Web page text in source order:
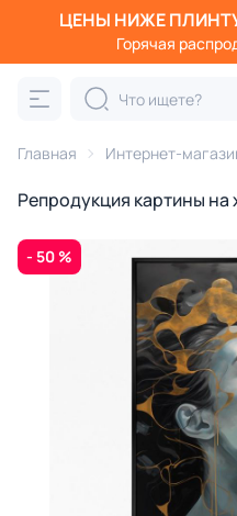
ЦЕНЫ НИЖЕ
Горячая
Главная Интернет-
Репродукция картины на
- 50 %